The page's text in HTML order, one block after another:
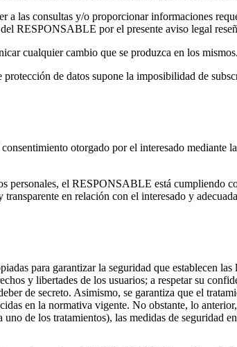
a las consultas y/o proporcionar informaciones
RESPONSABLE por el presente aviso legal
cualquier cambio que se produzca en los mismos.
de datos supone la imposibilidad de
otorgado por el interesado mediante
el RESPONSABLE está cumpliendo
en relación con el interesado y
para garantizar la seguridad que establecen
y libertades de los usuarios; a respetar su
de secreto. Asimismo, se garantiza que el
en la normativa vigente. No obstante, lo
de los tratamientos), las medidas de